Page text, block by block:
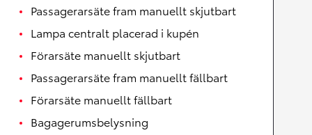
Passagerarsäte fram manuellt skjutbart
Lampa centralt placerad i kupén
Förarsäte manuellt skjutbart
Passagerarsäte fram manuellt fällbart
Förarsäte manuellt fällbart
Bagagerumsbelysning